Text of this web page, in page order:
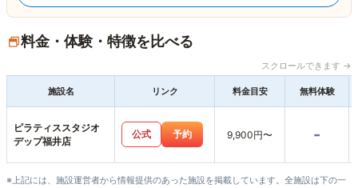
料金・体験・特徴を比べる
スクロールできます →
施設名 リンク 料金目安 無料体験
ピラティススタジオ
デップ福井店
公式 予約 9,900円〜 -
※上記には、施設運営者から情報提供のあった施設を掲載しています。全施設は下の一